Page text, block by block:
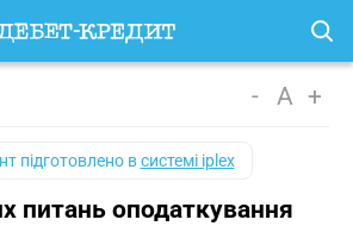
- A +
підготовлено всистемі iplex
питань оподаткування